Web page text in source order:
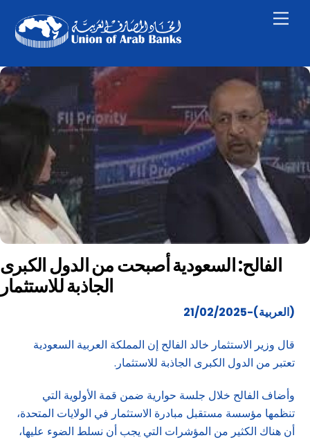
content
الفالح: السعودية أصبحت من الدول الكبرى
الجاذبة للاستثمار
(العربية)-21/02/2025
قال وزير الاستثمار خالد الفالح إن المملكة العربية السعودية
تعتبر من الدول الكبرى الجاذبة للاستثمار.
وأضاف الفالح خلال جلسة حوارية ضمن قمة الأولوية التي
تنظمها مؤسسة مستقبل مبادرة الاستثمار في الولايات المتحدة،
أن هناك الكثير من المؤشرات التي يجب أن نسلط الضوء عليها،